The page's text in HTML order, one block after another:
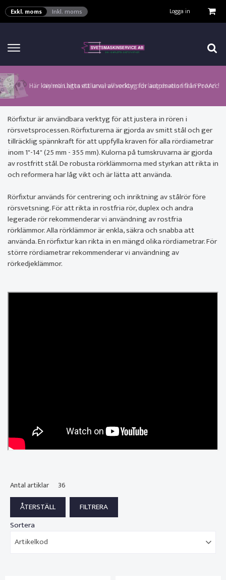
Exkl. moms Inkl. moms Logga in
Klicka här för att se alla våra nuvarande kampanjer!
Här kan man hitta ett urval av verktyg för automation från ProArc!
Nyhet! Lägesställare, rullbockar och längdsvets från ProArc!
Nyhet! Tig-svets från Esab, Rogue ET 230iP AC/DC!
Nyhet! Tig-svets Minarc T 223 AC/DC från Kemppi!
Nyhet! Nya PAPR-enheten från ESAB EPR-X1.1!
Nyhet! MinarcMig 190 Auto och MinarcMig 220 Auto från Kemppi!
Rörfixtur är användbara verktyg för att justera in rören i
rörsvetsprocessen. Rörfixturerna är gjorda av smitt stål och ger
tillräcklig spännkraft för att uppfylla kraven för alla rördiametrar
inom 1"-14" (25 mm - 355 mm). Kulorna på tumskruvarna är gjorda
av rostfritt stål. De robusta rörklämmorna med styrkan att rikta in
och reformera har låg vikt och är lätta att använda.
Rörfixtur används för centrering och inriktning av stålrör före
rörsvetsning. För att rikta in rostfria rör, duplex och andra
legerade rör rekommenderar vi användning av rostfria
rörklämmor. Alla rörklämmor är enkla, säkra och snabba att
använda. En rörfixtur kan rikta in en mängd olika rördiametrar. För
större rördiametrar rekommenderar vi användning av
rörkedjeklämmor.
Antal artiklar 36
Sortera
Artikelkod
VISA VARUKORGEN TILL KASSAN